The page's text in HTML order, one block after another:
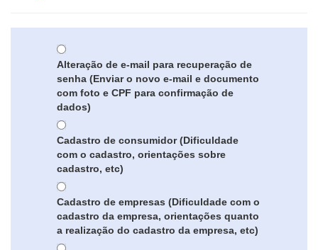
Alteração de e-mail para recuperação de
senha (Enviar o novo e-mail e documento
com foto e CPF para confirmação de
dados)
Cadastro de consumidor (Dificuldade
com o cadastro, orientações sobre
cadastro, etc)
Cadastro de empresas (Dificuldade com o
cadastro da empresa, orientações quanto
a realização do cadastro da empresa, etc)